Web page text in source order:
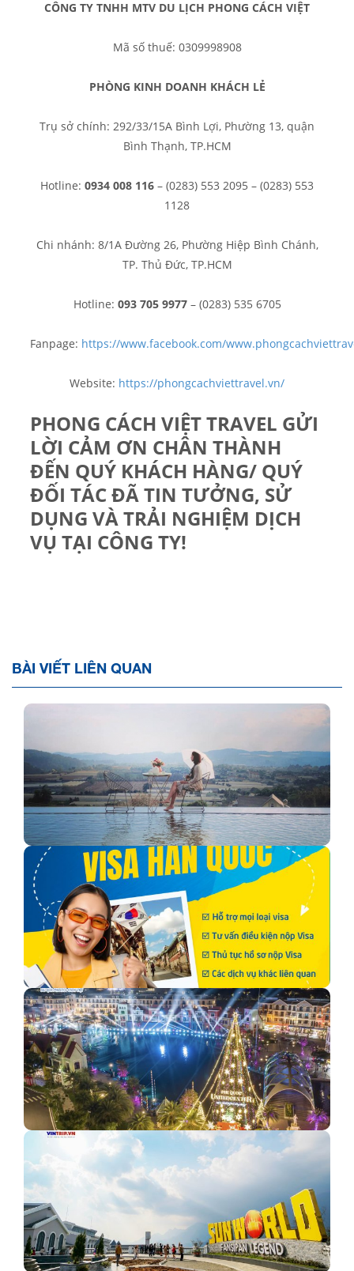
CÔNG TY TNHH MTV DU LỊCH PHONG CÁCH VIỆT
Mã số thuế: 0309998908
PHÒNG KINH DOANH KHÁCH LẺ
Trụ sở chính: 292/33/15A Bình Lợi, Phường 13, quận
Bình Thạnh, TP.HCM
Hotline: 0934 008 116 – (0283) 553 2095 – (0283) 553
1128
Chi nhánh: 8/1A Đường 26, Phường Hiệp Bình Chánh,
TP. Thủ Đức, TP.HCM
Hotline: 093 705 9977– (0283) 535 6705
Fanpage: https://www.facebook.com/
Website: https://phongcachviettravel.vn/
PHONG CÁCH VIỆT TRAVEL GỬI
LỜI CẢM ƠN CHÂN THÀNH
ĐẾN QUÝ KHÁCH HÀNG/ QUÝ
ĐỐI TÁC ĐÃ TIN TƯỞNG, SỬ
DỤNG VÀ TRẢI NGHIỆM DỊCH
VỤ TẠI CÔNG TY!
BÀI VIẾT LIÊN QUAN
Sống ảo triệu like tại Hồ Trên Mây tại Đà Lạt
Kinh nghiệm xin Visa Du lịch Hàn Quốc mới nhất
Top những lý do nhất định phải đến VinWonders Phú
Quốc…